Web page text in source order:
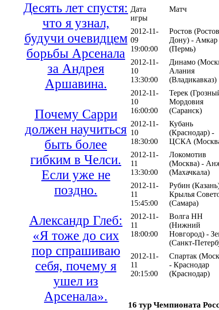
Десять лет спустя:
что я узнал,
будучи очевидцем
борьбы Арсенала
за Андрея
Аршавина.
Почему Сарри
должен научиться
быть более
гибким в Челси.
Если уже не
поздно.
Александр Глеб:
«Я тоже до сих
пор спрашиваю
себя, почему я
ушел из
Арсенала».
Дата
игры
Матч
2012-11-
09
19:00:00
Ростов
Дону) - Амкар
(Пермь)
2012-11-
10
13:30:00
Динамо
Алания
(Владикавказ)
2012-11-
10
16:00:00
Терек
Мордовия
(Саранск)
2012-11-
10
18:30:00
Кубань
(Краснодар) -
ЦСКА
2012-11-
11
13:30:00
Локомотив
(Москва) -
(Махачкала)
2012-11-
11
15:45:00
Рубин
Крылья
(Самара)
2012-11-
11
18:00:00
Волга НН
(Нижний
Новгород) -
(Санкт-
2012-11-
11
20:15:00
Спартак
- Краснодар
(Краснодар)
16 тур Чемпионата